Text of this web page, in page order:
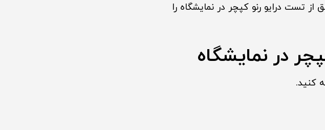
تست درایو رنو کپچر در نمایشگاه را
در نمایشگاه
کنید.